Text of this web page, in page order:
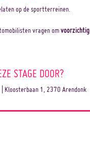
op de sportterreinen.
vragen omvoorzichtig
STAGE DOOR?
| Kloosterbaan 1, 2370 Arendonk